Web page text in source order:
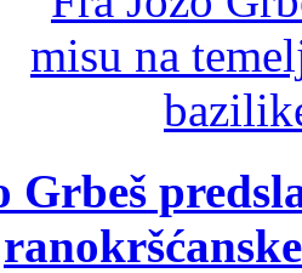
Grbeš